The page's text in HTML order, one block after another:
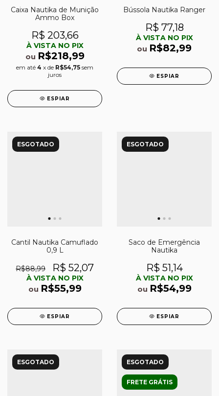
Caixa Nautika de Munição
Ammo Box
R$ 203,66
À VISTA NO PIX
ou R$218,99
em até 4 x de R$54,75 sem
juros
ESPIAR
Bússola Nautika Ranger
R$ 77,18
À VISTA NO PIX
ou R$82,99
ESPIAR
ESGOTADO
Cantil Nautika Camuflado
0,9 L
R$88,99 R$ 52,07
À VISTA NO PIX
ou R$55,99
ESPIAR
ESGOTADO
Saco de Emergência
Nautika
R$ 51,14
À VISTA NO PIX
ou R$54,99
ESPIAR
ESGOTADO ESGOTADO
FRETE GRÁTIS